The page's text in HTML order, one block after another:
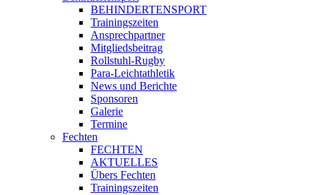
BEHINDERTENSPORT
Trainingszeiten
Ansprechpartner
Mitgliedsbeitrag
Rollstuhl-Rugby
Para-Leichtathletik
News und Berichte
Sponsoren
Galerie
Termine
Fechten
FECHTEN
AKTUELLES
Übers Fechten
Trainingszeiten